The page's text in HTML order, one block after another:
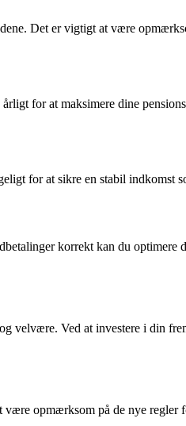
Det er vigtigt at være
for at maksimere dine
for at sikre en stabil indkomst
korrekt kan du optimere
velvære. Ved at investere i din
opmærksom på de nye regler